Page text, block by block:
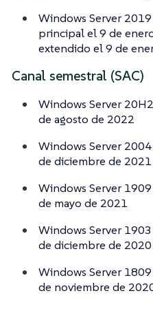
Windows Server 2019
principal el 9 de
extendido el 9 de
Canal semestral (SAC)
Windows Server
de agosto de 2022
Windows Server 2004
de diciembre de 2021
Windows Server 1909
de mayo de 2021
Windows Server 1903
de diciembre de 2020
Windows Server 1809
de noviembre de